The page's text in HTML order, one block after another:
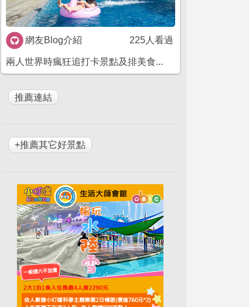
網友Blog介紹 225人看過
兩人世界時瘋狂追打卡景點及排美食...
+推薦其它好景點